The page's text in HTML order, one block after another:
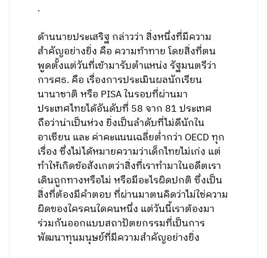
.
ด้านนายประเสริฐ กล่าวว่า สิ่งหนึ่งที่มีความ
สำคัญอย่างยิ่ง คือ ความท้าทาย โดยสิ่งที่ตน
พูดตั้งแต่วันที่เข้ามารับตำแหน่ง รัฐมนตรีว่า
การศธ. คือ เรื่องการประเมินผลนักเรียน
นานาชาติ หรือ PISA ในรอบที่ผ่านมา
ประเทศไทยได้อันดับที่ 58 จาก 81 ประเทศ
ถือว่าน่าเป็นห่วง ยิ่งเป็นลำดับที่ไม่ดีนักใน
อาเซียน และ ค่าคะแนนเฉลี่ยต่ำกว่า OECD ทุก
เรื่อง ซึ่งไม่ได้หมายความว่าเด็กไทยไม่เก่ง แต่
ทำให้เกิดข้อสังเกตว่าสิ่งที่เราทำมาในอดีตเรา
เดินถูกทางหรือไม่ หรือมีอะไรผิดปกติ ซึ่งเป็น
สิ่งที่ต้องมีคำตอบ ที่ผ่านมาตนคิดว่าไม่ใช่ความ
ผิดของใครคนใดคนหนึ่ง แต่วันนี้เราต้องมา
ร่วมกันออกแบบสถาปัตยกรรมที่เป็นการ
พัฒนาทุนมนุษย์ที่มีความสำคัญอย่างยิ่ง